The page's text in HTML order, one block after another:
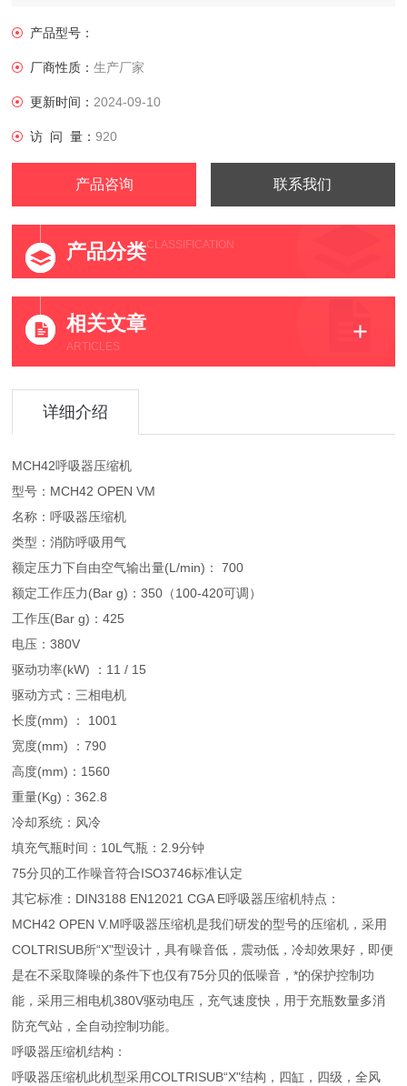
产品型号：
厂商性质：生产厂家
更新时间： 2024-09-10
访 问 量：920
产品咨询 联系我们
产品分类CLASSIFICATION
相关文章
ARTICLES
详细介绍
MCH42呼吸器压缩机
型号：MCH42 OPEN VM
名称：呼吸器压缩机
类型：消防呼吸用气
额定压力下自由空气输出量(L/min)： 700
额定工作压力(Bar g)：350（100-420可调）
工作压(Bar g)：425
电压：380V
驱动功率(kW) ：11 / 15
驱动方式：三相电机
长度(mm) ： 1001
宽度(mm) ：790
高度(mm)：1560
重量(Kg)：362.8
冷却系统：风冷
填充气瓶时间：10L气瓶：2.9分钟
75分贝的工作噪音符合ISO3746标准认定
其它标准：DIN3188 EN12021 CGA E呼吸器压缩机特点：
MCH42 OPEN V.M呼吸器压缩机是我们研发的型号的压缩机，采用
COLTRISUB所“X"型设计，具有噪音低，震动低，冷却效果好，即便
是在不采取降噪的条件下也仅有75分贝的低噪音，*的保护控制功
能，采用三相电机380V驱动电压，充气速度快，用于充瓶数量多消
防充气站，全自动控制功能。
呼吸器压缩机结构：
呼吸器压缩机此机型采用COLTRISUB“X"结构，四缸，四级，全风